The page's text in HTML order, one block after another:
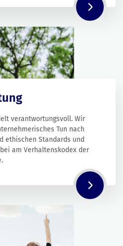
verantwortungsvoll. Wir
Tun nach
ethischen Standards und
am Verhaltenskodex der